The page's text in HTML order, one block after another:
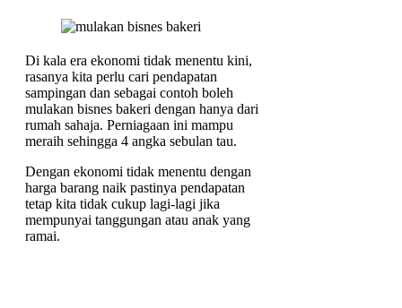
Di kala era ekonomi tidak menentu kini,
rasanya kita perlu cari pendapatan
sampingan dan sebagai contoh boleh
mulakan bisnes bakeri dengan hanya dari
rumah sahaja. Perniagaan ini mampu
meraih sehingga 4 angka sebulan tau.
Dengan ekonomi tidak menentu dengan
harga barang naik pastinya pendapatan
tetap kita tidak cukup lagi-lagi jika
mempunyai tanggungan atau anak yang
ramai.